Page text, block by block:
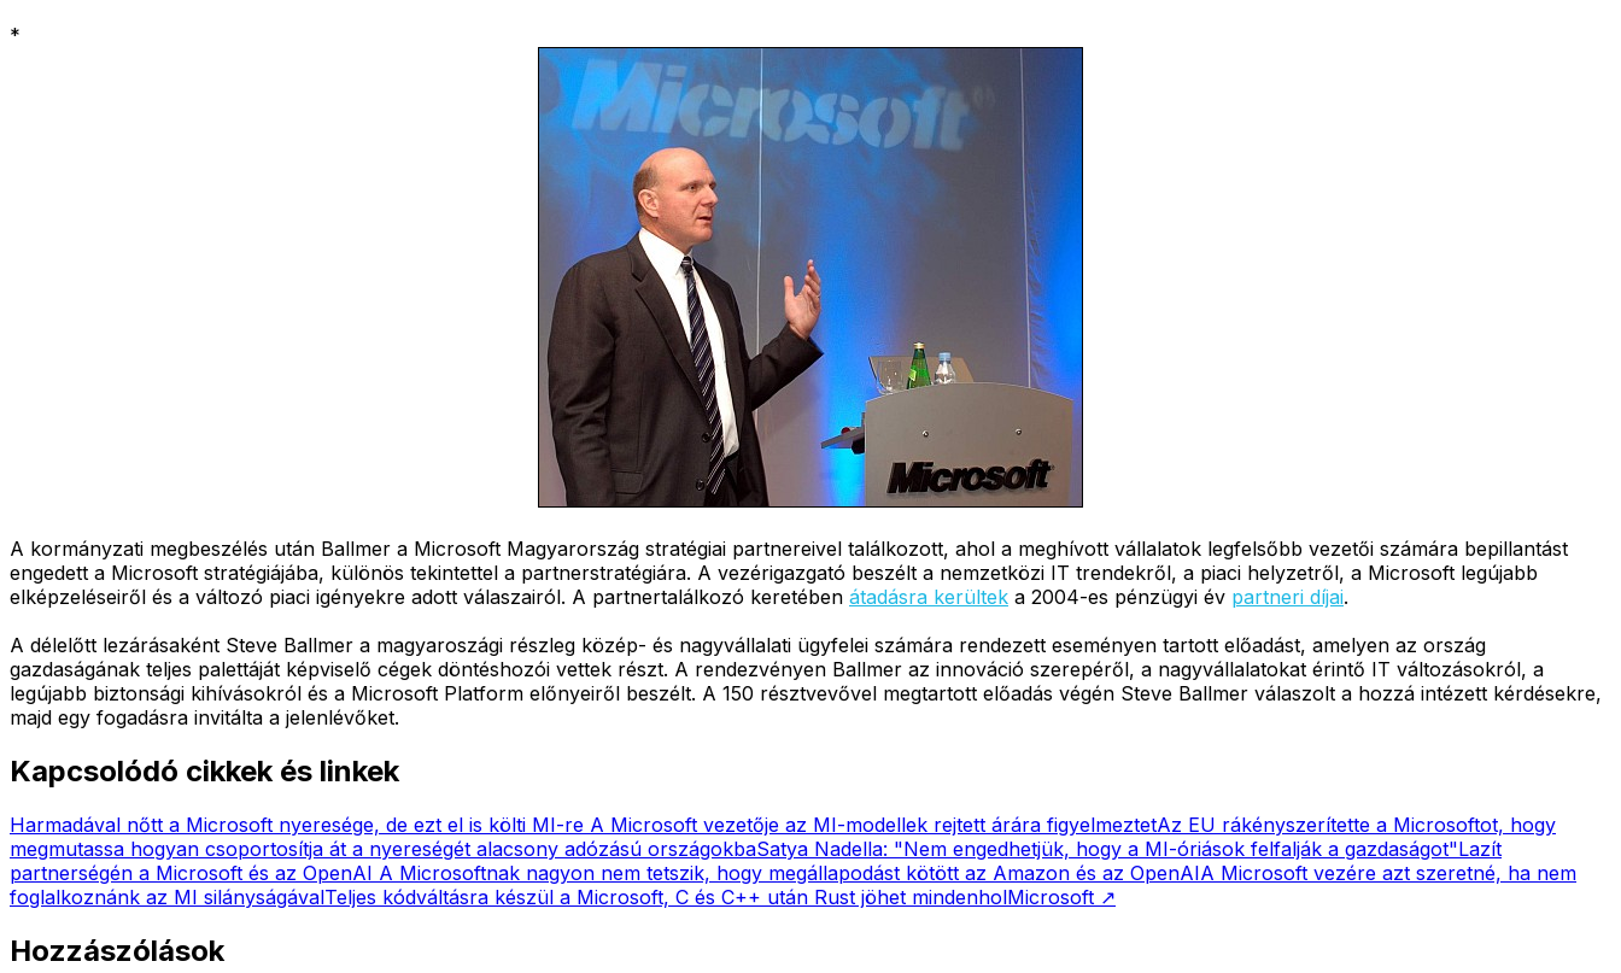
*
A kormányzati megbeszélés után Ballmer a Microsoft Magyarország stratégiai partnereivel találkozott, ahol a meghívott vállalatok legfelsőbb vezetői számára bepillantást
engedett a Microsoft stratégiájába, különös tekintettel a partnerstratégiára. A vezérigazgató beszélt a nemzetközi IT trendekről, a piaci helyzetről, a Microsoft legújabb
elképzeléseiről és a változó piaci igényekre adott válaszairól. A partnertalálkozó keretében átadásra kerültek a 2004-es pénzügyi év partneri díjai.
A délelőtt lezárásaként Steve Ballmer a magyaroszági részleg közép- és nagyvállalati ügyfelei számára rendezett eseményen tartott előadást, amelyen az ország
gazdaságának teljes palettáját képviselő cégek döntéshozói vettek részt. A rendezvényen Ballmer az innováció szerepéről, a nagyvállalatokat érintő IT változásokról, a
legújabb biztonsági kihívásokról és a Microsoft Platform előnyeiről beszélt. A 150 résztvevővel megtartott előadás végén Steve Ballmer válaszolt a hozzá intézett kérdésekre,
majd egy fogadásra invitálta a jelenlévőket.
Kapcsolódó cikkek és linkek
Harmadával nőtt a Microsoft nyeresége, de ezt el is költi MI-re A Microsoft vezetője az MI-modellek rejtett árára figyelmeztetAz EU rákényszerítette a Microsoftot, hogy
megmutassa hogyan csoportosítja át a nyereségét alacsony adózású országokbaSatya Nadella: "Nem engedhetjük, hogy a MI-óriások felfalják a gazdaságot"Lazít
partnerségén a Microsoft és az OpenAI A Microsoftnak nagyon nem tetszik, hogy megállapodást kötött az Amazon és az OpenAIA Microsoft vezére azt szeretné, ha nem
foglalkoznánk az MI silányságávalTeljes kódváltásra készül a Microsoft, C és C++ után Rust jöhet mindenholMicrosoft ↗
Hozzászólások